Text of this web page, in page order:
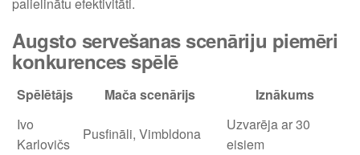
palielinātu efektivitāti.
Augsto servešanas scenāriju piemēri
konkurences spēlē
Spēlētājs Mača scenārijs
Iznākums
Ivo
Karlovičs
Pusfināli, Vimbldona
Uzvarēja ar 30
eisiem